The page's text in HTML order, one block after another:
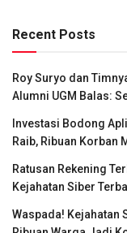
Recent Posts
Roy Suryo dan
Alumni UGM Balas:
Investasi Bodong
Raib, Ribuan Korban
Ratusan Rekening
Kejahatan Siber
Waspada! Kejahatan